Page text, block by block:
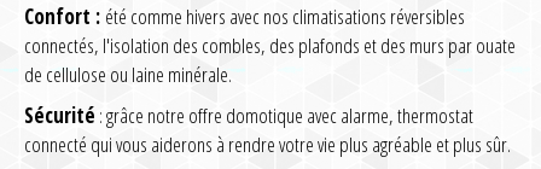
Confort : été comme hivers avec nos climatisations réversibles
connectés, l'isolation des combles, des plafonds et des murs par ouate
de cellulose ou laine minérale.
Sécurité : grâce notre offre domotique avec alarme, thermostat
connecté qui vous aiderons à rendre votre vie plus agréable et plus sûr.